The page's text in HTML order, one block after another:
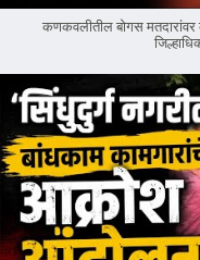
कणकवलीतील बोगस मतदारांवर‌